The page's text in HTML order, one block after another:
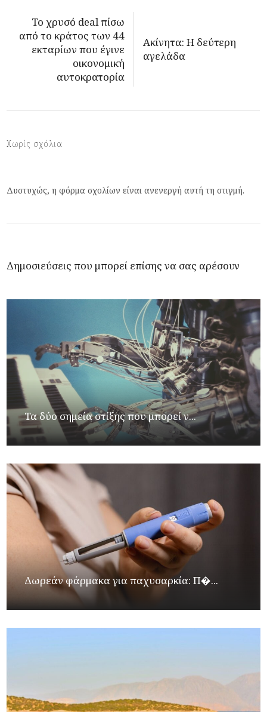
Το χρυσό deal πίσω
από το κράτος των 44
εκταρίων που έγινε
οικονομική
αυτοκρατορία
Ακίνητα: Η δεύτερη
αγελάδα
Χωρίς σχόλια
Δυστυχώς, η φόρμα σχολίων είναι ανενεργή αυτή τη στιγμή.
Δημοσιεύσεις που μπορεί επίσης να σας αρέσουν
Τα δύο σημεία στίξης που μπορεί ν...
Δωρεάν φάρμακα για παχυσαρκία: Π�...